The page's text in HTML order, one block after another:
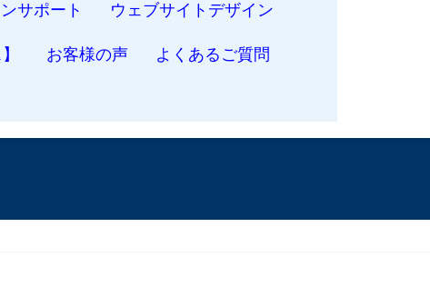
サポート ウェブサイトデザイン
お客様の声 よくあるご質問